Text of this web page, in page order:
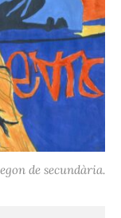
de secundària.